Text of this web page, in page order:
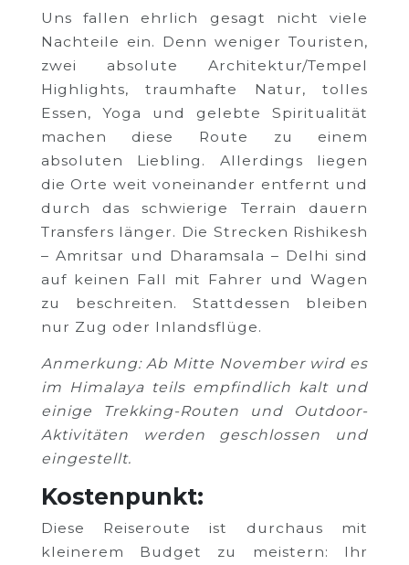
Uns fallen ehrlich gesagt nicht viele
Nachteile ein. Denn weniger Touristen,
zwei absolute Architektur/Tempel
Highlights, traumhafte Natur, tolles
Essen, Yoga und gelebte Spiritualität
machen diese Route zu einem
absoluten Liebling. Allerdings liegen
die Orte weit voneinander entfernt und
durch das schwierige Terrain dauern
Transfers länger. Die Strecken Rishikesh
– Amritsar und Dharamsala – Delhi sind
auf keinen Fall mit Fahrer und Wagen
zu beschreiten. Stattdessen bleiben
nur Zug oder Inlandsflüge.
Anmerkung: Ab Mitte November wird es
im Himalaya teils empfindlich kalt und
einige Trekking-Routen und Outdoor-
Aktivitäten werden geschlossen und
eingestellt.
Kostenpunkt:
Diese Reiseroute ist durchaus mit
kleinerem Budget zu meistern: Ihr